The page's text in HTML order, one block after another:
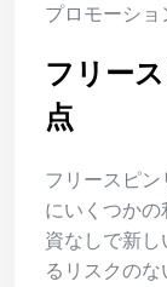
プロモーショ
フリー
点
フリースピ
にいくつか
資なしで新
るリスクの